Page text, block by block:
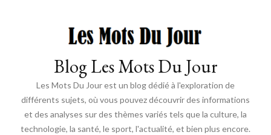
Blog Les Mots Du Jour
Les Mots Du Jour est un blog dédié à l'exploration de
différents sujets, où vous pouvez découvrir des informations
et des analyses sur des thèmes variés tels que la culture, la
technologie, la santé, le sport, l'actualité, et bien plus encore.